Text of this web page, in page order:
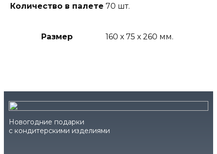
Количество в палете 70 шт.
Размер 160 х 75 х 260 мм.
Новогодние подарки
с кондитерскими изделиями